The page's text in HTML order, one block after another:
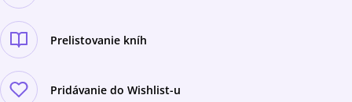
Prelistovanie kníh
Pridávanie do Wishlist-u